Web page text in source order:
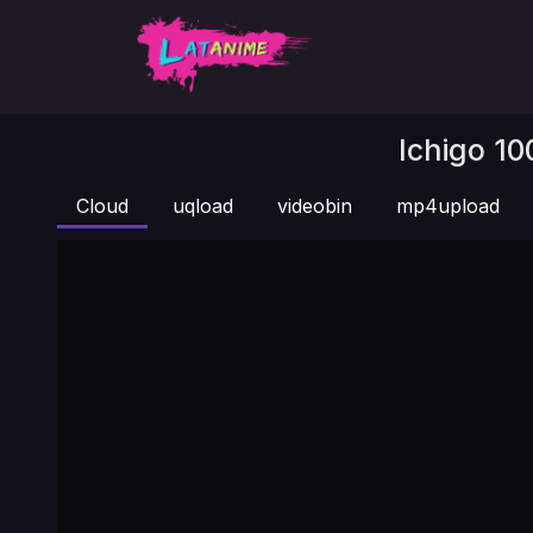
Ichigo
Cloud uqload videobin mp4upload